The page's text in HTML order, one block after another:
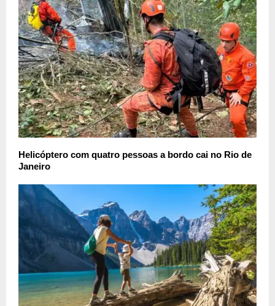
Helicóptero com quatro pessoas a bordo cai no Rio de
Janeiro